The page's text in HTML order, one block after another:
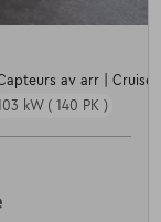
av arr | Cruise
kW ( 140 PK )